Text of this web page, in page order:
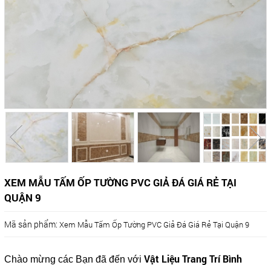
XEM MẪU TẤM ỐP TƯỜNG PVC GIẢ ĐÁ GIÁ RẺ TẠI
QUẬN 9
Mã sản phẩm: Xem Mẫu Tấm Ốp Tường PVC Giả Đá Giá Rẻ Tại Quận 9
Chào mừng các Bạn đã đến với Vật Liệu Trang Trí Bình